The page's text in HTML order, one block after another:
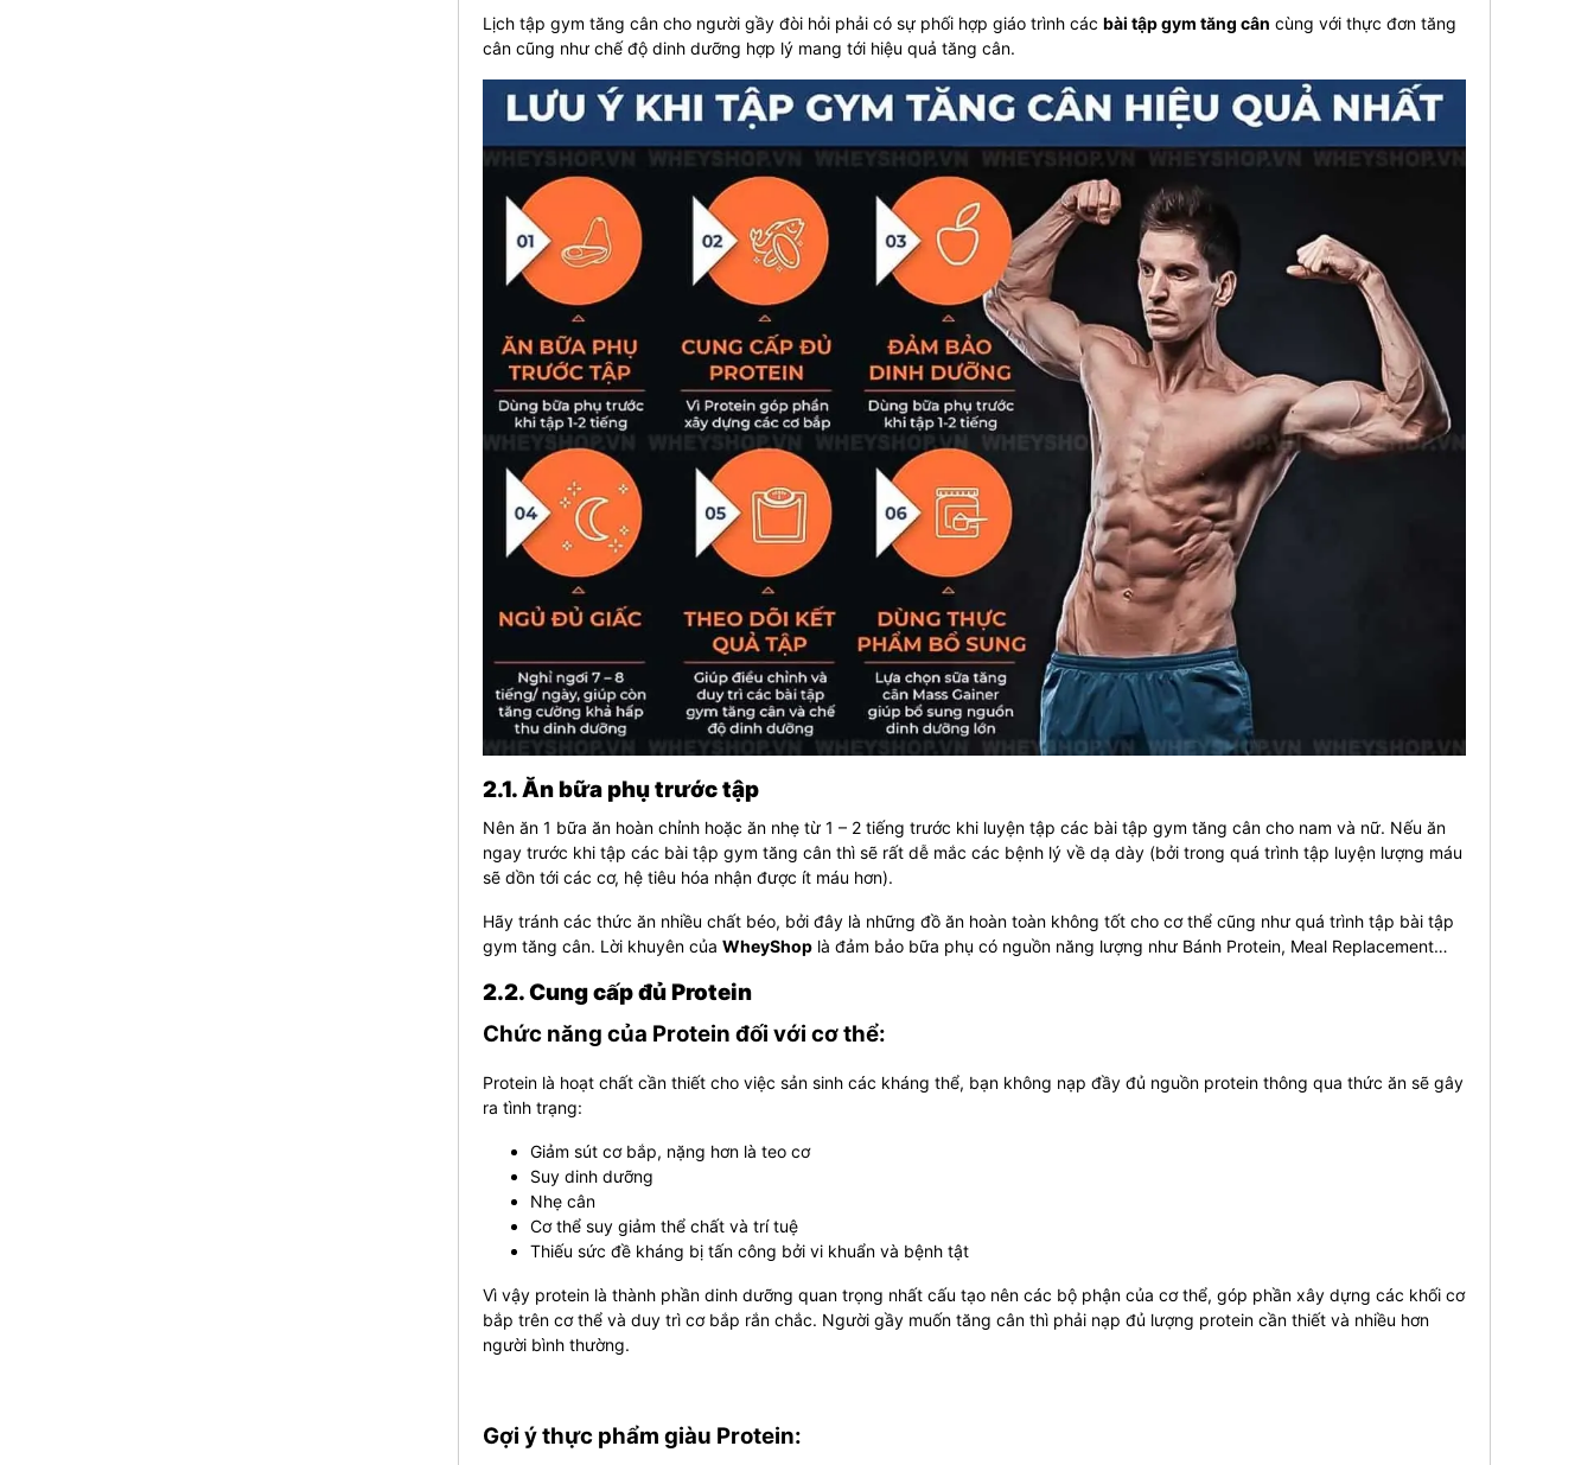
Lịch tập gym tăng cân cho người gầy đòi hỏi phải có sự phối hợp giáo trình các bài tập gym tăng cân cùng với thực đơn tăng
cân cũng như chế độ dinh dưỡng hợp lý mang tới hiệu quả tăng cân.
2.1. Ăn bữa phụ trước tập
Nên ăn 1 bữa ăn hoàn chỉnh hoặc ăn nhẹ từ 1 – 2 tiếng trước khi luyện tập các bài tập gym tăng cân cho nam và nữ. Nếu ăn
ngay trước khi tập các bài tập gym tăng cân thì sẽ rất dễ mắc các bệnh lý về dạ dày (bởi trong quá trình tập luyện lượng máu
sẽ dồn tới các cơ, hệ tiêu hóa nhận được ít máu hơn).
Hãy tránh các thức ăn nhiều chất béo, bởi đây là những đồ ăn hoàn toàn không tốt cho cơ thể cũng như quá trình tập bài tập
gym tăng cân. Lời khuyên của WheyShoplà đảm bảo bữa phụ có nguồn năng lượng như Bánh Protein, Meal Replacement…
2.2. Cung cấp đủ Protein
Chức năng của Protein đối với cơ thể:
Protein là hoạt chất cần thiết cho việc sản sinh các kháng thể, bạn không nạp đầy đủ nguồn protein thông qua thức ăn sẽ gây
ra tình trạng:
Giảm sút cơ bắp, nặng hơn là teo cơ
Suy dinh dưỡng
Nhẹ cân
Cơ thể suy giảm thể chất và trí tuệ
Thiếu sức đề kháng bị tấn công bởi vi khuẩn và bệnh tật
Vì vậy proteinlà thành phần dinh dưỡng quan trọng nhất cấu tạo nên các bộ phận của cơ thể, góp phần xây dựng các khối cơ
bắp trên cơ thể và duy trì cơ bắp rắn chắc. Người gầy muốn tăng cân thì phải nạp đủ lượng protein cần thiết và nhiều hơn
người bình thường.
Gợi ý thực phẩm giàu Protein: